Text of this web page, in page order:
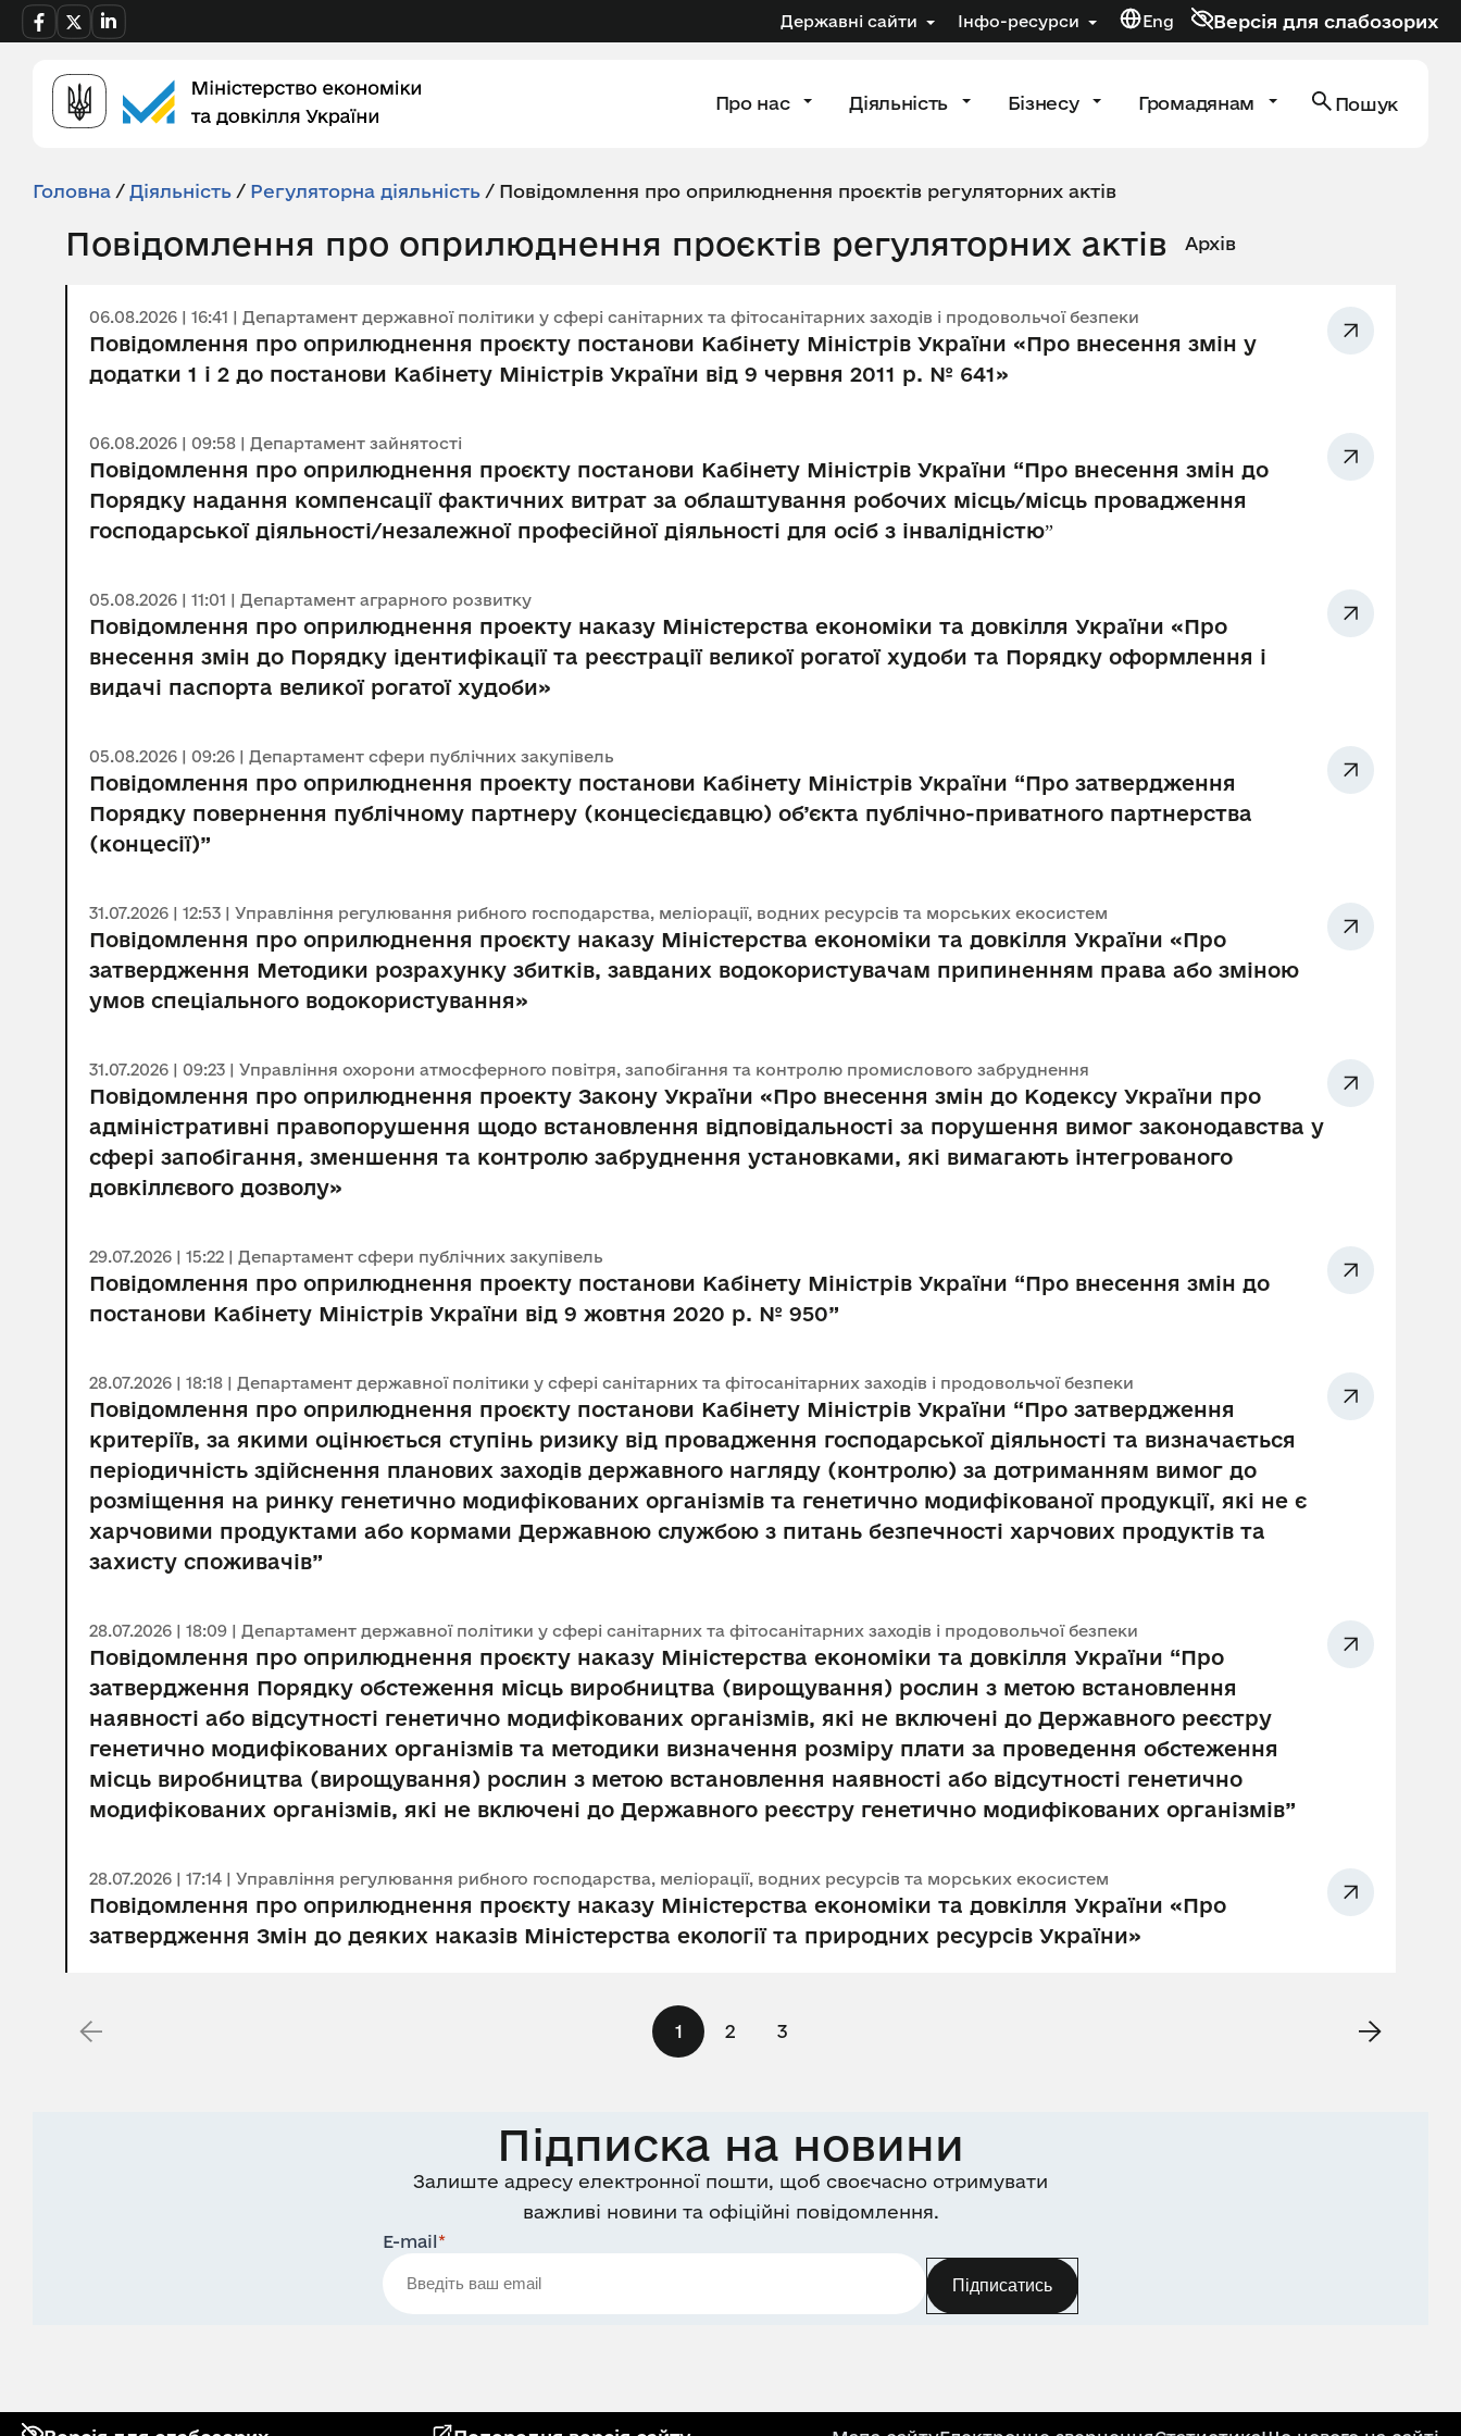
Державні сайти Інфо-ресурси Eng Версія для слабозорих
Про нас Діяльність Бізнесу Громадянам Пошук
Головна / Діяльність / Регуляторна діяльність / Повідомлення про оприлюднення проєктів регуляторних актів
Повідомлення про оприлюднення проєктів регуляторних актів Архів
06.08.2026 | 16:41 | Департамент державної політики у сфері санітарних та фітосанітарних заходів і продовольчої безпеки
Повідомлення про оприлюднення проєкту постанови Кабінету Міністрів України «Про внесення змін у
додатки 1 і 2 до постанови Кабінету Міністрів України від 9 червня 2011 р. № 641»
06.08.2026 | 09:58 | Департамент зайнятості
Повідомлення про оприлюднення проєкту постанови Кабінету Міністрів України “Про внесення змін до
Порядку надання компенсації фактичних витрат за облаштування робочих місць/місць провадження
господарської діяльності/незалежної професійної діяльності для осіб з інвалідністюˮ
05.08.2026 | 11:01 | Департамент аграрного розвитку
Повідомлення про оприлюднення проекту наказу Міністерства економіки та довкілля України «Про
внесення змін до Порядку ідентифікації та реєстрації великої рогатої худоби та Порядку оформлення і
видачі паспорта великої рогатої худоби»
05.08.2026 | 09:26 | Департамент сфери публічних закупівель
Повідомлення про оприлюднення проекту постанови Кабінету Міністрів України “Про затвердження
Порядку повернення публічному партнеру (концесієдавцю) об’єкта публічно-приватного партнерства
(концесії)”
31.07.2026 | 12:53 | Управління регулювання рибного господарства, меліорації, водних ресурсів та морських екосистем
Повідомлення про оприлюднення проєкту наказу Міністерства економіки та довкілля України «Про
затвердження Методики розрахунку збитків, завданих водокористувачам припиненням права або зміною
умов спеціального водокористування»
31.07.2026 | 09:23 | Управління охорони атмосферного повітря, запобігання та контролю промислового забруднення
Повідомлення про оприлюднення проекту Закону України «Про внесення змін до Кодексу України про
адміністративні правопорушення щодо встановлення відповідальності за порушення вимог законодавства у
сфері запобігання, зменшення та контролю забруднення установками, які вимагають інтегрованого
довкіллєвого дозволу»
29.07.2026 | 15:22 | Департамент сфери публічних закупівель
Повідомлення про оприлюднення проекту постанови Кабінету Міністрів України “Про внесення змін до
постанови Кабінету Міністрів України від 9 жовтня 2020 р. № 950”
28.07.2026 | 18:18 | Департамент державної політики у сфері санітарних та фітосанітарних заходів і продовольчої безпеки
Повідомлення про оприлюднення проєкту постанови Кабінету Міністрів України “Про затвердження
критеріїв, за якими оцінюється ступінь ризику від провадження господарської діяльності та визначається
періодичність здійснення планових заходів державного нагляду (контролю) за дотриманням вимог до
розміщення на ринку генетично модифікованих організмів та генетично модифікованої продукції, які не є
харчовими продуктами або кормами Державною службою з питань безпечності харчових продуктів та
захисту споживачів”
28.07.2026 | 18:09 | Департамент державної політики у сфері санітарних та фітосанітарних заходів і продовольчої безпеки
Повідомлення про оприлюднення проєкту наказу Міністерства економіки та довкілля України “Про
затвердження Порядку обстеження місць виробництва (вирощування) рослин з метою встановлення
наявності або відсутності генетично модифікованих організмів, які не включені до Державного реєстру
генетично модифікованих організмів та методики визначення розміру плати за проведення обстеження
місць виробництва (вирощування) рослин з метою встановлення наявності або відсутності генетично
модифікованих організмів, які не включені до Державного реєстру генетично модифікованих організмів”
28.07.2026 | 17:14 | Управління регулювання рибного господарства, меліорації, водних ресурсів та морських екосистем
Повідомлення про оприлюднення проєкту наказу Міністерства економіки та довкілля України «Про
затвердження Змін до деяких наказів Міністерства екології та природних ресурсів України»
1 2 3
Підписка на новини
Залиште адресу електронної пошти, щоб своєчасно отримувати
важливі новини та офіційні повідомлення.
E-mail*
Підписатись